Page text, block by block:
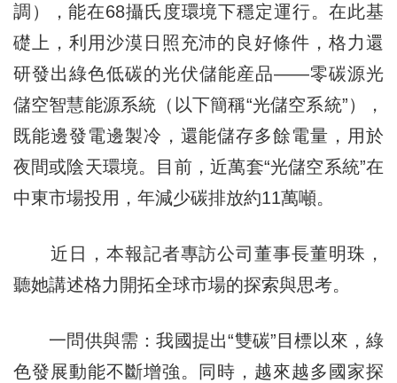
調），能在68攝氏度環境下穩定運行。在此基
礎上，利用沙漠日照充沛的良好條件，格力還
研發出綠色低碳的光伏儲能産品——零碳源光
儲空智慧能源系統（以下簡稱“光儲空系統”），
既能邊發電邊製冷，還能儲存多餘電量，用於
夜間或陰天環境。目前，近萬套“光儲空系統”在
中東市場投用，年減少碳排放約11萬噸。
近日，本報記者專訪公司董事長董明珠，
聽她講述格力開拓全球市場的探索與思考。
一問供與需：我國提出“雙碳”目標以來，綠
色發展動能不斷增強。同時，越來越多國家探